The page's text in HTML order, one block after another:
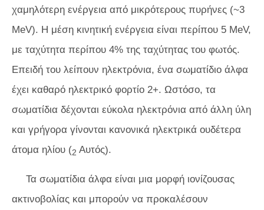
χαμηλότερη ενέργεια από μικρότερους πυρήνες (~3
MeV). Η μέση κινητική ενέργεια είναι περίπου 5 MeV,
με ταχύτητα περίπου 4% της ταχύτητας του φωτός.
Επειδή του λείπουν ηλεκτρόνια, ένα σωματίδιο άλφα
έχει καθαρό ηλεκτρικό φορτίο 2+. Ωστόσο, τα
σωματίδια δέχονται εύκολα ηλεκτρόνια από άλλη ύλη
και γρήγορα γίνονται κανονικά ηλεκτρικά ουδέτερα
άτομα ηλίου (2 Αυτός).
Τα σωματίδια άλφα είναι μια μορφή ιονίζουσας
ακτινοβολίας και μπορούν να προκαλέσουν